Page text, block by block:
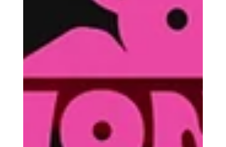
Un jurado federal en Nueva York determinó
recientemente que Live Nation y su filial Ticketmaster
operaron como un monopolio ilegal en el mercado de
venta de entradas.